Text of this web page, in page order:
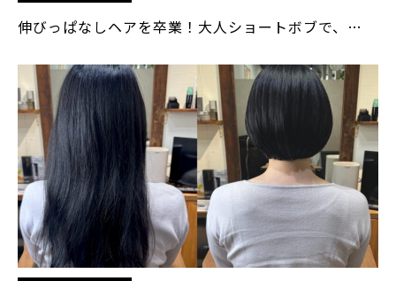
伸びっぱなしヘアを卒業！大人ショートボブで、…